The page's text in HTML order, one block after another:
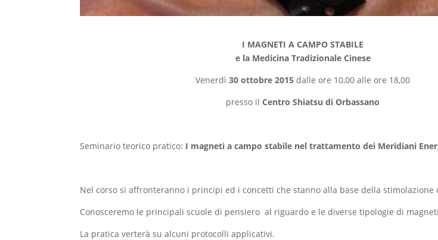
I MAGNETI A CAMPO STABILE
e la Medicina Tradizionale Cinese
Venerdì30 ottobre 2015 dalle ore 10,00 alle ore 18,00
presso il Centro Shiatsu di Orbassano
Seminario teorico pratico: I magneti a campo stabile nel trattamento dei Meridiani
Nel corso si affronteranno i principi ed i concetti che stanno alla base della stimolazione
Conosceremo le principali scuole di pensiero al riguardo e le diverse tipologie di
La pratica verterà su alcuni protocolli applicativi.